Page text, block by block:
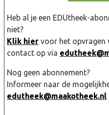
Heb al je een EDUtheek-
niet?
Klik hier voor het opvragen
contact op via
Nog geen abonnement?
Informeer naar de
edutheek@maakotheek.nl